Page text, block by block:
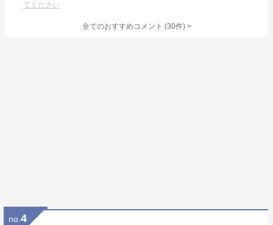
てください
全てのおすすめコメント (30件) >
no. 4